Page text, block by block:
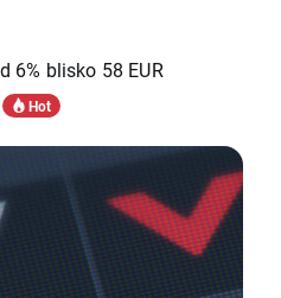
6% blisko 58 EUR
Hot